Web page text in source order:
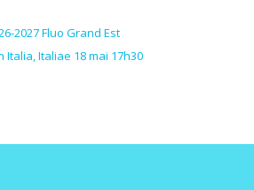
2027 Fluo Grand Est
Italiae 18 mai 17h30